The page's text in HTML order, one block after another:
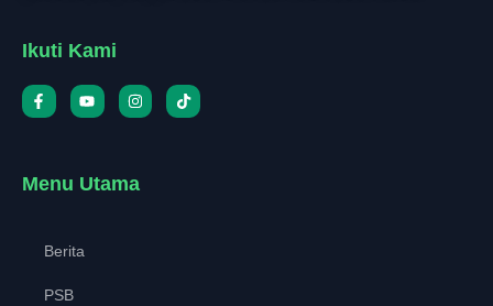
Ikuti Kami
Menu Utama
Berita
PSB